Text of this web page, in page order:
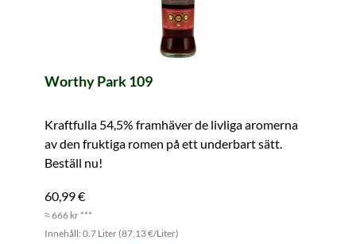
Worthy Park 109
Kraftfulla 54,5% framhäver de livliga aromerna
av den fruktiga romen på ett underbart sätt.
Beställ nu!
60,99 €
≈ 666 kr ***
Innehåll: 0.7 Liter (87,13 €/Liter)